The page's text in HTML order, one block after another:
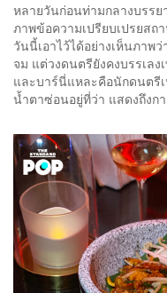
หลายวันก่อนท่ามกลางบรร
ภาพข้อความเปรียบเปรยสถ
วันนี้เอาไว้ได้อย่างเห็นภาพ
จม แต่วงดนตรียังคงบรรเล
และบาร์นี่แหละคือนักดนตรี
น้ำตาซ่อนอยู่ที่ว่า แสดงถึงก